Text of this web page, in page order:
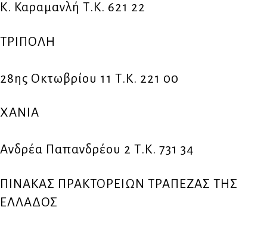
Κ. Καραμανλή Τ.Κ. 621 22
ΤΡΙΠΟΛΗ
28ης Οκτωβρίου 11 Τ.Κ. 221 00
ΧΑΝΙΑ
Ανδρέα Παπανδρέου 2 Τ.Κ. 731 34
ΠΙΝΑΚΑΣ ΠΡΑΚΤΟΡΕΙΩΝ ΤΡΑΠΕΖΑΣ ΤΗΣ
ΕΛΛΑΔΟΣ